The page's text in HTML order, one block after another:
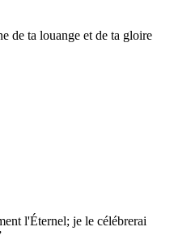
de ta louange et de ta gloire
l'Éternel; je le célébrerai